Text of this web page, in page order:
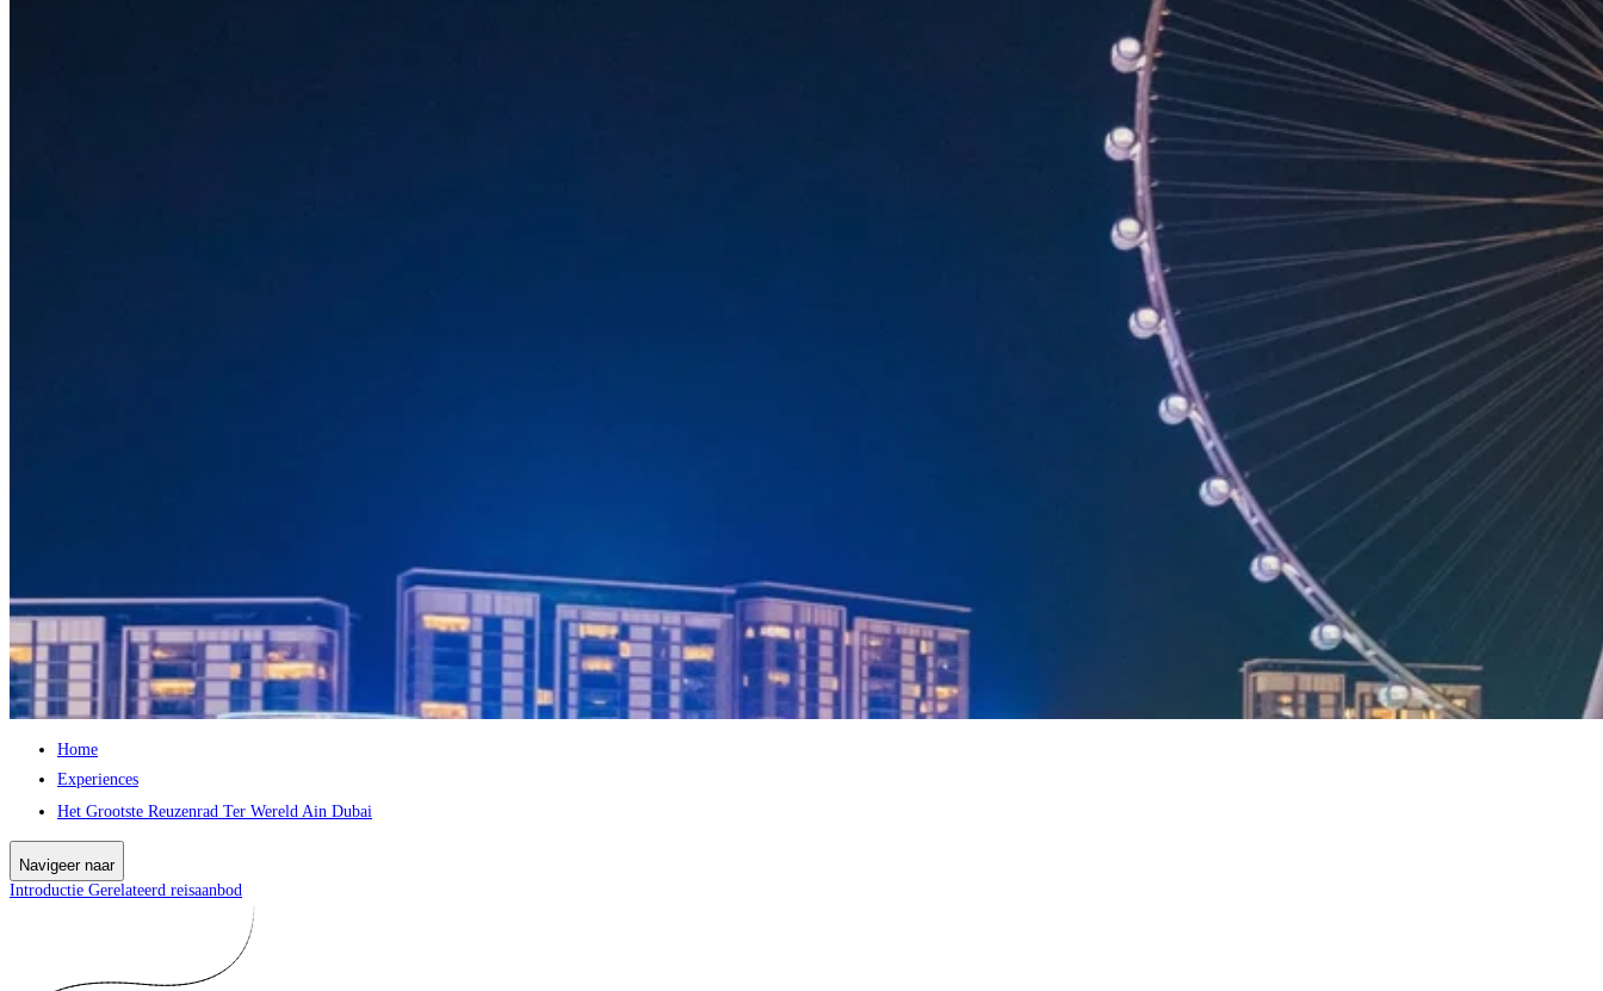
Home
Experiences
Het Grootste Reuzenrad Ter Wereld Ain Dubai
Navigeer naar
Introductie Gerelateerd reisaanbod